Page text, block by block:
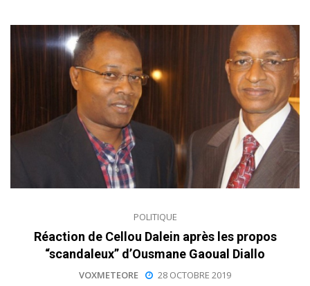
POLITIQUE
Réaction de Cellou Dalein après les propos
“scandaleux” d’Ousmane Gaoual Diallo
VOXMETEORE 28 OCTOBRE 2019